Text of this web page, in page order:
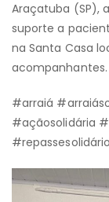
Araçatuba (SP),
suporte a
na Santa Casa
acompanhantes.
#arraiá
#açãosolidária
#repassesolidário